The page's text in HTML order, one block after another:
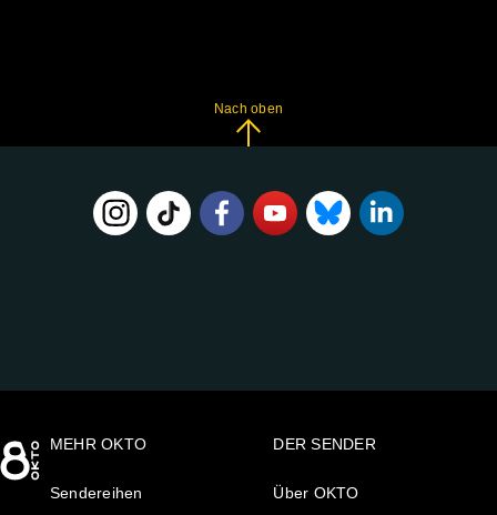
Nach oben
MEHR OKTO
Sendereihen
DER SENDER
Über OKTO